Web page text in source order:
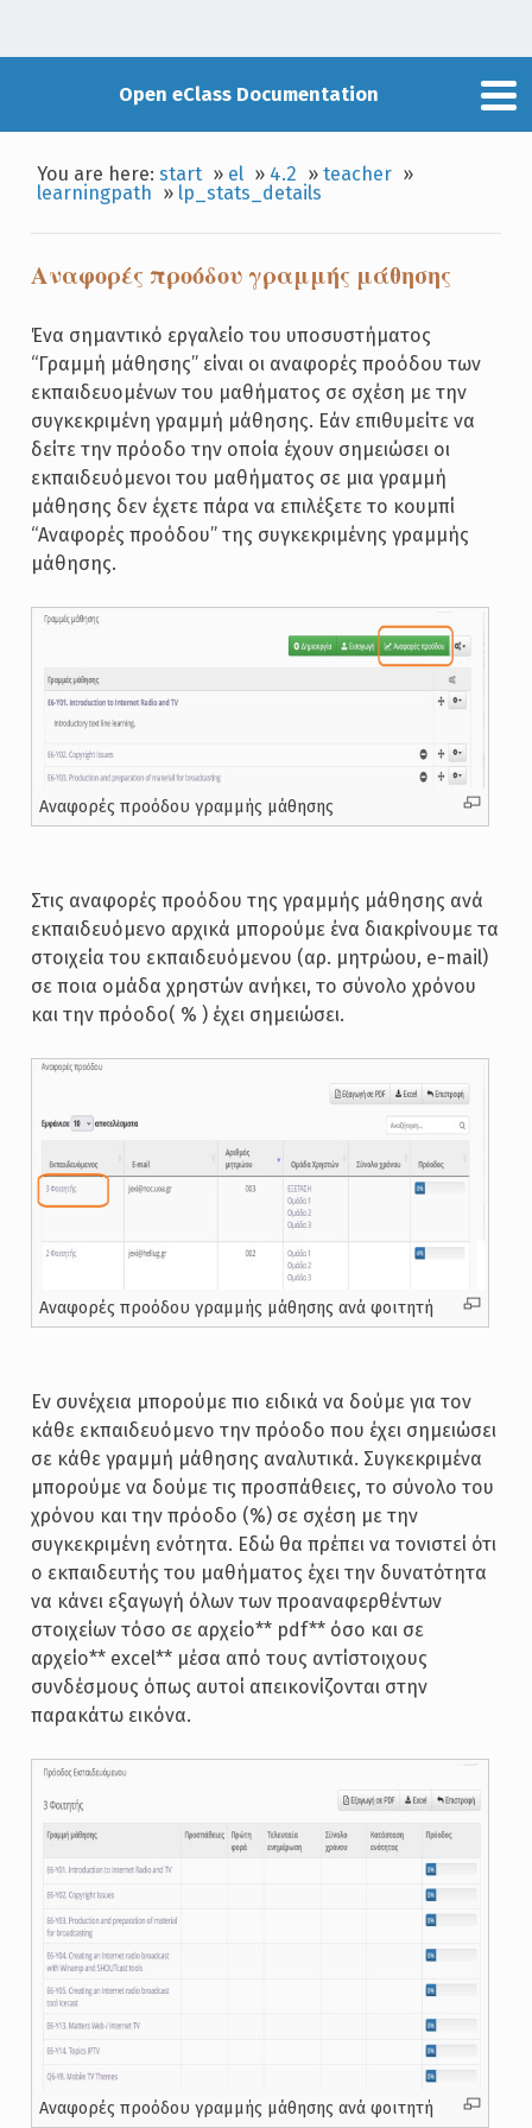
Open eClass Documentation
You are here:start » el » 4.2 »teacher »
learningpath » lp_stats_details
Αναφορές προόδου γραμμής μάθησης
Ένα σημαντικό εργαλείο του υποσυστήματος
“Γραμμή μάθησης” είναι οι αναφορές προόδου των
εκπαιδευομένων του μαθήματος σε σχέση με την
συγκεκριμένη γραμμή μάθησης. Εάν επιθυμείτε να
δείτε την πρόοδο την οποία έχουν σημειώσει οι
εκπαιδευόμενοι του μαθήματος σε μια γραμμή
μάθησης δεν έχετε πάρα να επιλέξετε το κουμπί
“Αναφορές προόδου” της συγκεκριμένης γραμμής
μάθησης.
Αναφορές προόδου γραμμής μάθησης
Στις αναφορές προόδου της γραμμής μάθησης ανά
εκπαιδευόμενο αρχικά μπορούμε ένα διακρίνουμε τα
στοιχεία του εκπαιδευόμενου (αρ. μητρώου, e-mail)
σε ποια ομάδα χρηστών ανήκει, το σύνολο χρόνου
και την πρόοδο( % ) έχει σημειώσει.
Αναφορές προόδου γραμμής μάθησης ανά φοιτητή
Εν συνέχεια μπορούμε πιο ειδικά να δούμε για τον
κάθε εκπαιδευόμενο την πρόοδο που έχει σημειώσει
σε κάθε γραμμή μάθησης αναλυτικά. Συγκεκριμένα
μπορούμε να δούμε τις προσπάθειες, το σύνολο του
χρόνου και την πρόοδο (%) σε σχέση με την
συγκεκριμένη ενότητα. Εδώ θα πρέπει να τονιστεί ότι
ο εκπαιδευτής του μαθήματος έχει την δυνατότητα
να κάνει εξαγωγή όλων των προαναφερθέντων
στοιχείων τόσο σε αρχείο** pdf** όσο και σε
αρχείο** excel** μέσα από τους αντίστοιχους
συνδέσμους όπως αυτοί απεικονίζονται στην
παρακάτω εικόνα.
Αναφορές προόδου γραμμής μάθησης ανά φοιτητή